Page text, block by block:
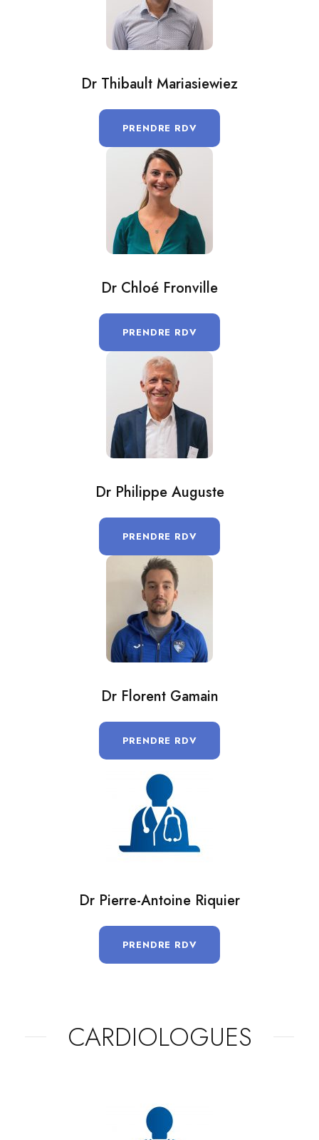
Dr Thibault Mariasiewiez
PRENDRE RDV
Dr Chloé Fronville
PRENDRE RDV
Dr Philippe Auguste
PRENDRE RDV
Dr Florent Gamain
PRENDRE RDV
Dr Pierre-Antoine Riquier
PRENDRE RDV
CARDIOLOGUES